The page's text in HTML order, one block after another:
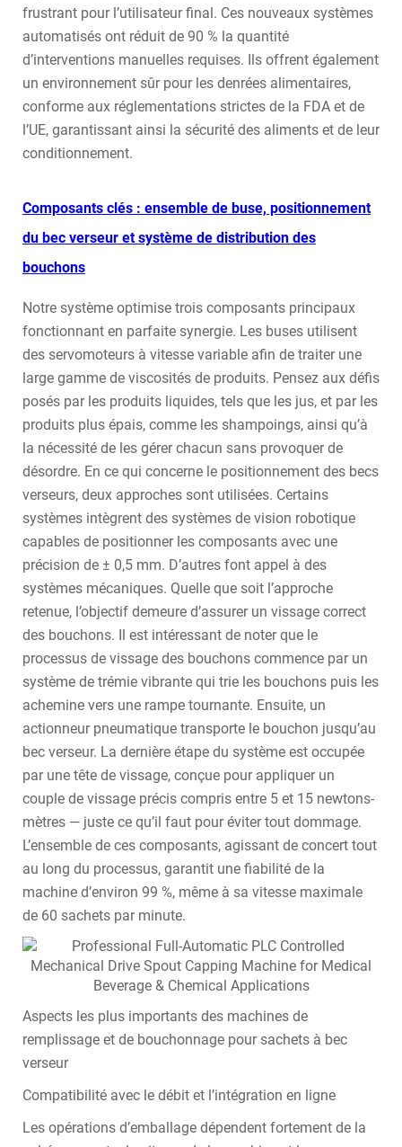
frustrant pour l’utilisateur final. Ces nouveaux systèmes
automatisés ont réduit de 90 % la quantité
d’interventions manuelles requises. Ils offrent également
un environnement sûr pour les denrées alimentaires,
conforme aux réglementations strictes de la FDA et de
l’UE, garantissant ainsi la sécurité des aliments et de leur
conditionnement.
Composants clés : ensemble de buse, positionnement
du bec verseur et système de distribution des
bouchons
Notre système optimise trois composants principaux
fonctionnant en parfaite synergie. Les buses utilisent
des servomoteurs à vitesse variable afin de traiter une
large gamme de viscosités de produits. Pensez aux défis
posés par les produits liquides, tels que les jus, et par les
produits plus épais, comme les shampoings, ainsi qu’à
la nécessité de les gérer chacun sans provoquer de
désordre. En ce qui concerne le positionnement des becs
verseurs, deux approches sont utilisées. Certains
systèmes intègrent des systèmes de vision robotique
capables de positionner les composants avec une
précision de ± 0,5 mm. D’autres font appel à des
systèmes mécaniques. Quelle que soit l’approche
retenue, l’objectif demeure d’assurer un vissage correct
des bouchons. Il est intéressant de noter que le
processus de vissage des bouchons commence par un
système de trémie vibrante qui trie les bouchons puis les
achemine vers une rampe tournante. Ensuite, un
actionneur pneumatique transporte le bouchon jusqu’au
bec verseur. La dernière étape du système est occupée
par une tête de vissage, conçue pour appliquer un
couple de vissage précis compris entre 5 et 15 newtons-
mètres — juste ce qu’il faut pour éviter tout dommage.
L’ensemble de ces composants, agissant de concert tout
au long du processus, garantit une fiabilité de la
machine d’environ 99 %, même à sa vitesse maximale
de 60 sachets par minute.
Aspects les plus importants des machines de
remplissage et de bouchonnage pour sachets à bec
verseur
Compatibilité avec le débit et l’intégration en ligne
Les opérations d’emballage dépendent fortement de la